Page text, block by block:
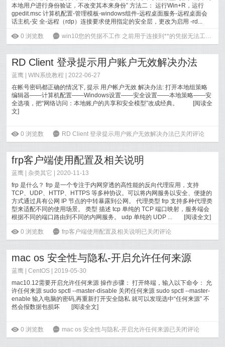
本地用户进行身份验证，不改变其本来身份” 方法二： 运行Win+R，运行
gpedit.msc 计算机配置-管理模板-windows组件-远程桌面服务-远程桌面会
话主机-安 全-远程（rdp）连接要求使用指定的安全层，更改为启用 -rd...
ė 0 浏览数 6 win10您的凭据不工作 之前用于连接到**的凭据无法工作解决办法
RD Client 登录提示用户账户无效解决办法
蓝鹰 |WIN系统教程
| 2022-06-27
在帐号密码都正确的情况下, 提示 用户帐户无效 解决办法: 打开本地组策略
编辑器——计算机配置——Windows设置——安全设置——本地策略——安
全选项，把“网络访问：本地账户的共享和安全模型”改成经典。
[阅读全
文]
ė 0 浏览数 6 RD Client 登录提示用户账户无效解决办法已关闭评论
frp客户端使用配置及相关说明
蓝鹰 | 杂类其它
| 2020-11-13
frp 是什么？ frp 是一个专注于内网穿透的高性能的反向代理应用，支持
TCP、UDP、HTTP、HTTPS 等多种协议。可以将内网服务以安全、便捷的
方式通过具有公网 IP 节点的中转暴露到公网。 代理类型 frp 支持多种代理类
型来适配不同的使用场景。 类型 描述 tcp 单纯的 TCP 端口映射，服务端会
根据不同的端口路由到不同的内网服务。 udp 单纯的 UDP ...
[阅读全文]
ė 0 浏览数 6 frp客户端使用配置及相关说明 已关闭评论
mac os 安全性与隐私-开启允许任何来源
蓝鹰 |CentOS | 2019-05-30
mac10.12需要开启允许任何来源 操作步骤： 打开终端，输入以下命令： 允
许任何来源 sudo spctl --master-disable 关闭任何来源 sudo spctl --master-
enable 输入电脑的密码,再重新打开安全隐私 就可以发现选中“任何来源” 不
然会报数据包损坏
[阅读全文]
ė 0 浏览数 6 mac os 安全性与隐私-开启允许任何来源已关闭评论